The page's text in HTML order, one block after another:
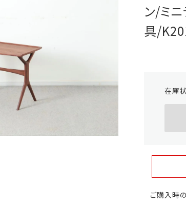
ン/ミ
具/
在庫
ご購入時